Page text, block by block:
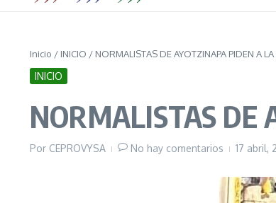
Inicio / INICIO / NORMALISTAS DE AYOTZINAPA PIDEN A
INICIO
NORMALISTAS DE
Por CEPROVYSA No hay comentarios 17 abril,